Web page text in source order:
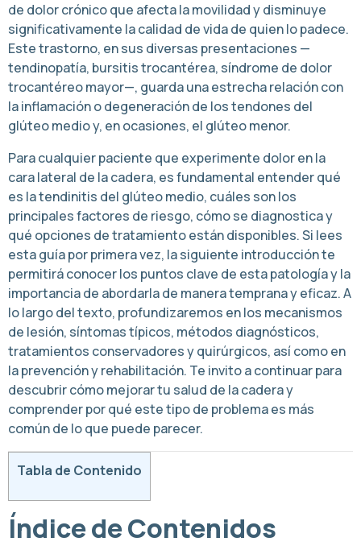
de dolor crónico que afecta la movilidad y disminuye
significativamente la calidad de vida de quien lo padece.
Este trastorno, en sus diversas presentaciones —
tendinopatía, bursitis trocantérea, síndrome de dolor
trocantéreo mayor—, guarda una estrecha relación con
la inflamación o degeneración de los tendones del
glúteo medio y, en ocasiones, el glúteo menor.
Para cualquier paciente que experimente dolor en la
cara lateral de la cadera, es fundamental entender qué
es la tendinitis del glúteo medio, cuáles son los
principales factores de riesgo, cómo se diagnostica y
qué opciones de tratamiento están disponibles. Si lees
esta guía por primera vez, la siguiente introducción te
permitirá conocer los puntos clave de esta patología y la
importancia de abordarla de manera temprana y eficaz. A
lo largo del texto, profundizaremos en los mecanismos
de lesión, síntomas típicos, métodos diagnósticos,
tratamientos conservadores y quirúrgicos, así como en
la prevención y rehabilitación. Te invito a continuar para
descubrir cómo mejorar tu salud de la cadera y
comprender por qué este tipo de problema es más
común de lo que puede parecer.
Tabla de Contenido
Índice de Contenidos